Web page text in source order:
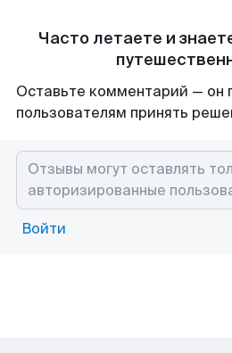
Часто летаете и
Оставьте комментарий — он
пользователям принять
Войти